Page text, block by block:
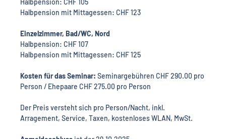
Halbpension: CHF 105
Halbpension mit Mittagessen: CHF 123
Einzelzimmer, Bad/WC, Nord
Halbpension: CHF 107
Halbpension mit Mittagessen: CHF 125
Kosten für das Seminar: Seminargebühren CHF 290.00 pro
Person / Ehepaare CHF 275.00 pro Person
Der Preis versteht sich pro Person/Nacht, inkl.
Arragement, Service, Taxen, kostenloses WLAN, MwSt.